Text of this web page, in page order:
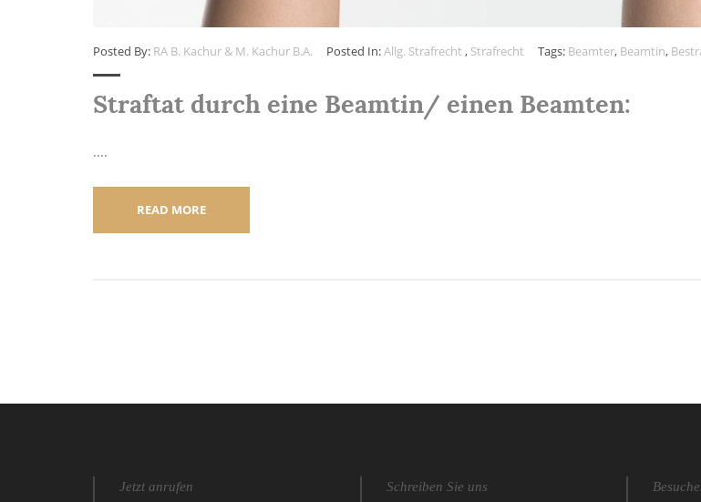
Posted By: RA B. Kachur & M. Kachur B.A. Posted In:Allg. Strafrecht , Strafrecht Tags: Beamter, Beamtin,
Straftat durch eine Beamtin/ einen Beamten:
....
READ MORE
Jetzt anrufen Schreiben Sie uns